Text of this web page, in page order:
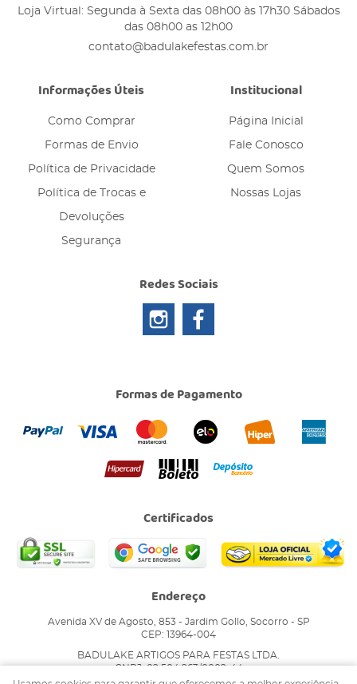
Loja Virtual: Segunda à Sexta das 08h00 às 17h30 Sábados
das 08h00 as 12h00
contato@badulakefestas.com.br
Informações Úteis
Como Comprar
Formas de Envio
Política de Privacidade
Política de Trocas e
Devoluções
Segurança
Institucional
Página Inicial
Fale Conosco
Quem Somos
Nossas Lojas
Redes Sociais
Formas de Pagamento
Certificados
Endereço
Avenida XV de Agosto, 853- Jardim Gollo, Socorro - SP
CEP: 13964-004
BADULAKE ARTIGOS PARA FESTAS LTDA.
CNPJ: 02.504.263/0002-44